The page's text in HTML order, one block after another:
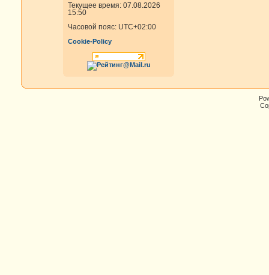
Текущее время: 07.08.2026
15:50
Часовой пояс: UTC+02:00
Cookie-Policy